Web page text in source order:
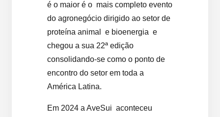
é o maior é o mais completo evento
do agronegócio dirigido ao setor de
proteína animal e bioenergia e
chegou a sua 22ª edição
consolidando-se como o ponto de
encontro do setor em toda a
América Latina.
Em 2024 a AveSui aconteceu